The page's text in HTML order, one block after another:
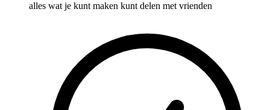
alles wat je kunt maken kunt delen met vrienden